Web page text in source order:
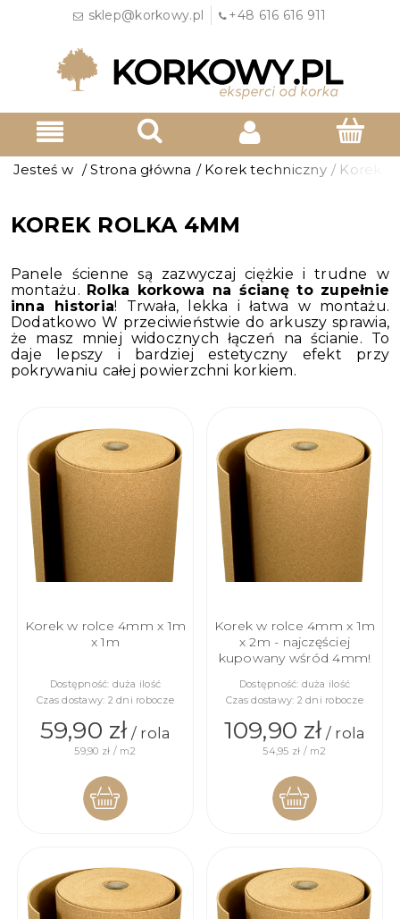
sklep@korkowy.pl +48 616 616 911
Jesteś w / Strona główna / Korek techniczny / Korek
KOREK ROLKA 4MM
Panele ścienne są zazwyczaj ciężkie i trudne w
montażu. Rolka korkowa na ścianę to zupełnie
inna historia! Trwała, lekka i łatwa w montażu.
Dodatkowo W przeciwieństwie do arkuszy sprawia,
że masz mniej widocznych łączeń na ścianie. To
daje lepszy i bardziej estetyczny efekt przy
pokrywaniu całej powierzchni korkiem.
Korek w rolce 4mm x 1m
x 1m
Dostępność: duża ilość
Czas dostawy: 2 dni robocze
59,90 zł/ rola
59,90 zł / m2
KOSZYKA
Korek w rolce 4mm x 1m
x 2m - najczęściej
kupowany wśród 4mm!
Dostępność: duża ilość
Czas dostawy: 2 dni robocze
109,90 zł/ rola
54,95 zł / m2
KOSZYKA